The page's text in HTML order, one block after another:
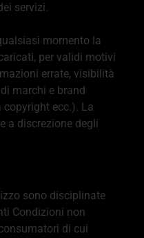
servizi.
momento la
per validi motivi
errate, visibilità
marchi e brand
ecc.). La
a discrezione degli
sono disciplinate
Condizioni non
di cui